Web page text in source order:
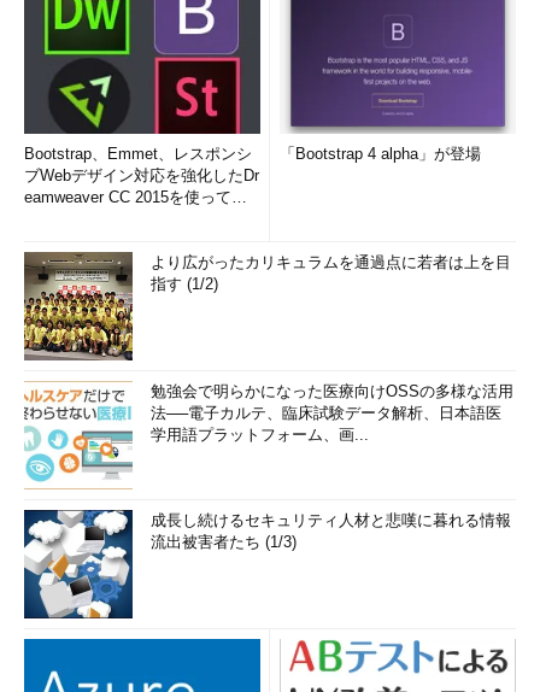
Bootstrap、Emmet、レスポンシ
ブWebデザイン対応を強化したDr
eamweaver CC 2015を使って
「Bootstrap 4 alpha」が登場
より広がったカリキュラムを通過点に若者は上を目
指す (1/2)
勉強会で明らかになった医療向けOSSの多様な活用
法──電子カルテ、臨床試験データ解析、日本語医
学用語プラットフォーム、画...
成長し続けるセキュリティ人材と悲嘆に暮れる情報
流出被害者たち (1/3)